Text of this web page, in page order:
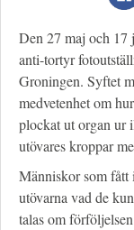
Den 27 maj och 17
anti-tortyr
Groningen. Syftet
medvetenhet om
plockat ut organ ur
utövares kroppar
Människor som
utövarna vad de
talas om